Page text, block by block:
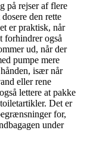
på rejser af flere
den rette
er praktisk, når
forhindrer også
ud, når der
pumpe mere
især når
eller rene
lettere at pakke
Det er
for,
under